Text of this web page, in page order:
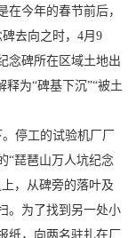
在今年的春节前后，
去向之时，4月9
念碑所在区域土地出
为“碑基下沉”“被土
停工的试验机厂厂
“琵琶山万人坑纪念
，从碑旁的落叶及
。为了找到另一处小
，向两名驻扎在厂